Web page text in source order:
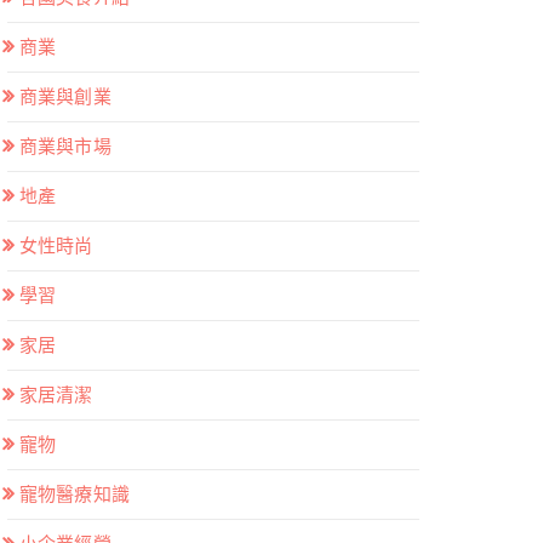
商業
商業與創業
商業與市場
地產
女性時尚
學習
家居
家居清潔
寵物
寵物醫療知識